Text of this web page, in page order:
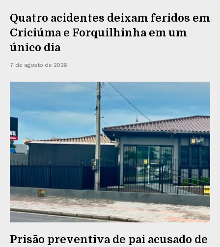
Quatro acidentes deixam feridos em
Criciúma e Forquilhinha em um
único dia
7 de agosto de 2026
Prisão preventiva de pai acusado de